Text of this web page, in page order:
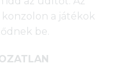
konzolon a játékok
be.